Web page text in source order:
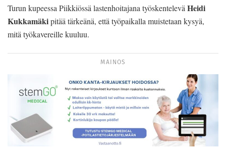
Turun kupeessa Piikkiössä lastenhoitajana työskentelevä Heidi
Kukkamäkipitää tärkeänä, että työpaikalla muistetaan kysyä,
mitä työkavereille kuuluu.
MAINOS